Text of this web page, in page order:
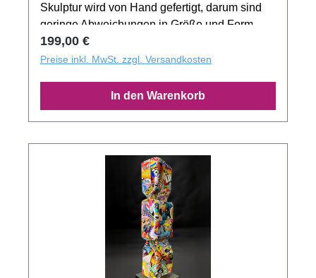
Skulptur wird von Hand gefertigt, darum sind
geringe Abweichungen in Größe und Form
gewollt. Das Produktbild zeigt nur ein Muster
der Motivserie. Jedes Exemplar aus der
Unikatcharakter!
Regulärer Preis:
199,00 €
Preise inkl. MwSt. zzgl. Versandkosten
In den Warenkorb